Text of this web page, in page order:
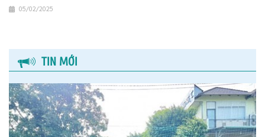
05/02/2025
TIN MỚI